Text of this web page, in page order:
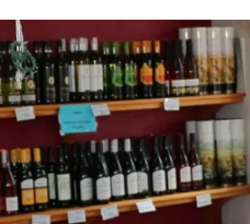
Stauden
Laub- & Nadelgehölze
Kräuter- & Gemüsepflanzen